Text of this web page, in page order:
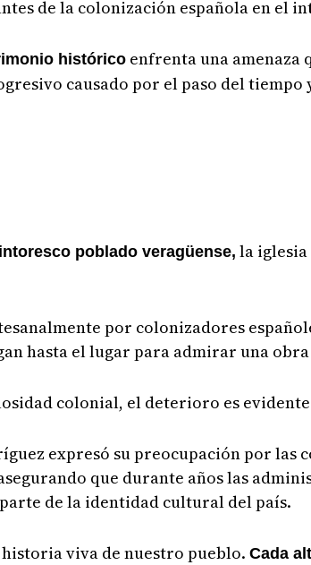
de la colonización española en el
histórico enfrenta una amenaza
causado por el paso del tiempo
poblado veragüense, la
por colonizadores
hasta el lugar para admirar una
colonial, el deterioro es
expresó su preocupación por las
que durante años las
de la identidad cultural del país.
historia viva de nuestro pueblo.Cada